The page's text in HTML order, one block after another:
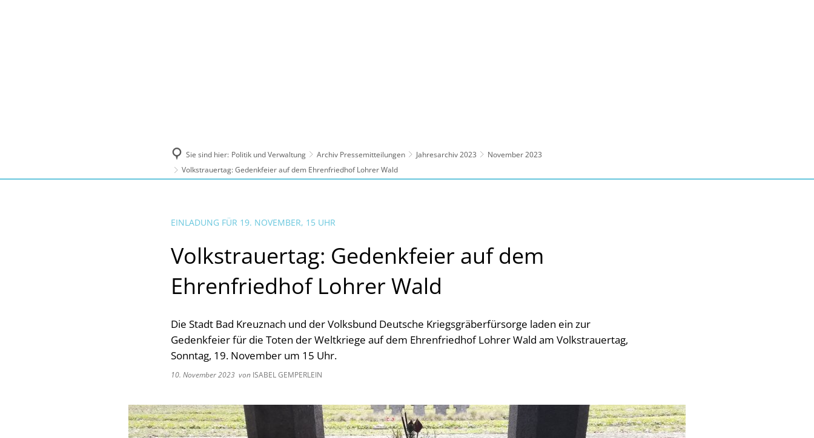
Sie sind hier: Politik und Verwaltung Archiv Pressemitteilungen Jahresarchiv 2023
November 2023
Volkstrauertag: Gedenkfeier auf dem Ehrenfriedhof Lohrer Wald
EINLADUNG FÜR 19. NOVEMBER, 15 UHR
Volkstrauertag: Gedenkfeier auf dem
Ehrenfriedhof Lohrer Wald
Die Stadt Bad Kreuznach und der Volksbund Deutsche Kriegsgräberfürsorge laden ein zur
Gedenkfeier für die Toten der Weltkriege auf dem Ehrenfriedhof Lohrer Wald am Volkstrauertag,
Sonntag, 19. November um 15 Uhr.
10. November 2023 von ISABEL GEMPERLEIN